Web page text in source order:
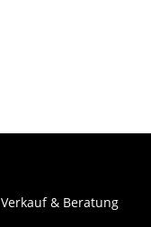
Verkauf & Beratung